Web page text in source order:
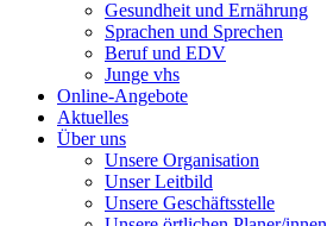
Gesundheit und Ernährung
Sprachen und Sprechen
Beruf und EDV
Junge vhs
Online-Angebote
Aktuelles
Über uns
Unsere Organisation
Unser Leitbild
Unsere Geschäftsstelle